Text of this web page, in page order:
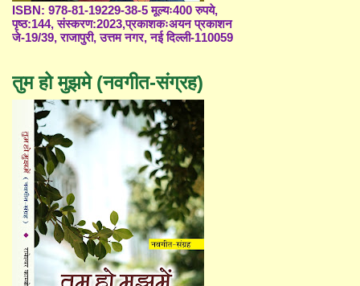
ISBN: 978-81-19229-38-5 मूल्यः400 रुपये,
पृष्ठ:144, संस्करण:2023,प्रकाशकःअयन प्रकाशन
जे-19/39, राजापुरी, उत्तम नगर, नई दिल्ली-110059
तुम हो मुझमे (नवगीत-संग्रह)